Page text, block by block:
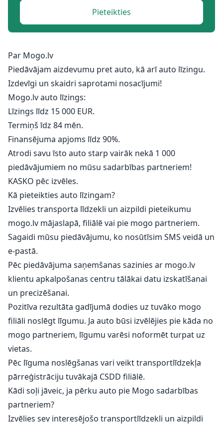
Pieteikties
Par Mogo.lv
Piedāvājam aizdevumu pret auto, kā arī auto līzingu.
Izdevīgi un skaidri saprotami nosacījumi!
Mogo.lv auto līzings:
Līzings līdz 15 000 EUR.
Termiņš īdz 84 mēn.
Finansējuma apjoms līdz 90%.
Atrodi savu īsto auto starp vairāk nekā 1 000
piedāvājumiem no mūsu sadarbības partneriem!
KASKO pēc izvēles.
Kā pieteikties auto līzingam?
Izvēlies transporta līdzekli un aizpildi pieteikumu
mogo.lv mājaslapā, filiālē vai pie mogo partneriem.
Sagaidi mūsu piedāvājumu, ko nosūtīsim SMS veidā un
e-pastā.
Pēc piedāvājuma saņemšanas sazinies ar mogo.lv
klientu apkalpošanas centru tālākai datu izskatīšanai
un precizēšanai.
Pozitīva rezultāta gadījumā dodies uz tuvāko mogo
filiāli noslēgt līgumu. Ja auto būsi izvēlējies pie kāda no
mogo partneriem, līgumu varēsi noformēt turpat uz
vietas.
Pēc līguma noslēgšanas vari veikt transportlīdzekļa
pārreģistrāciju tuvākajā CSDD filiālē.
Kādi soļi jāveic, ja pērku auto pie Mogo sadarbības
partneriem?
Izvēlies sev interesējošo transportlīdzekli un aizpildi